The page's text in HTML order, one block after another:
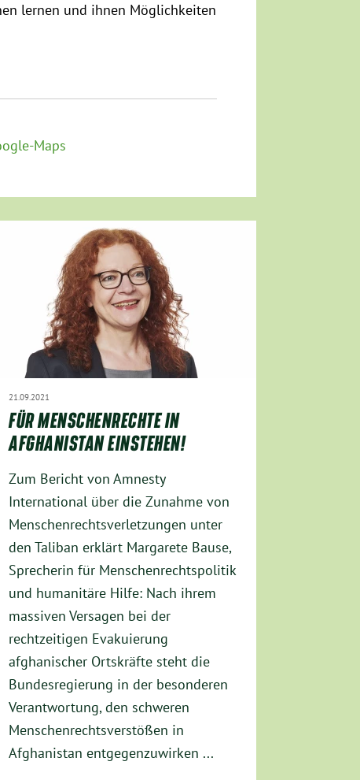
lernen und ihnen Möglich­keiten
Maps
21.09.2021
FÜR MENSCHENRECHTE IN
AFGHANISTAN EINSTEHEN!
Zum Bericht von Amnesty
International über die Zunahme von
Menschenrechtsverletzungen unter
den Taliban erklärt Margarete Bause,
Sprecherin für Menschenrechtspolitik
und humanitäre Hilfe: Nach ihrem
massiven Versagen bei der
rechtzeitigen Evakuierung
afghanischer Ortskräfte steht die
Bundesregierung in der besonderen
Verantwortung, den schweren
Menschenrechtsverstößen in
Afghanistan entgegenzuwirken ...